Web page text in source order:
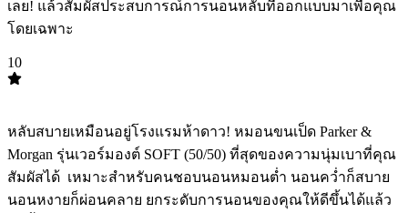
เลย! แล้วสัมผัสประสบการณ์การนอนหลับที่ออกแบบมาเพื่อคุณ
โดยเฉพาะ
10
หลับสบายเหมือนอยู่โรงแรมห้าดาว! หมอนขนเป็ด Parker &
Morgan รุ่นเวอร์มองต์ SOFT (50/50) ที่สุดของความนุ่มเบาที่คุณ
สัมผัสได้ ️ เหมาะสำหรับคนชอบนอนหมอนต่ำ นอนคว่ำก็สบาย
นอนหงายก็ผ่อนคลาย ยกระดับการนอนของคุณให้ดีขึ้นได้แล้ว